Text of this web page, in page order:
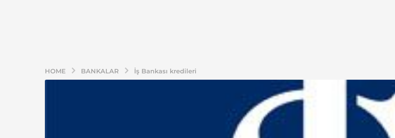
HOME BANKALAR İş Bankası kredileri